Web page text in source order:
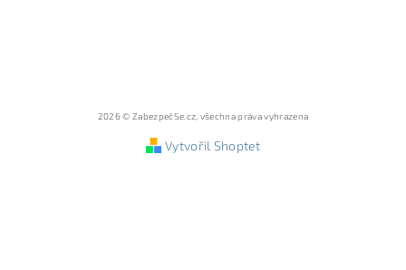
2026 © ZabezpečSe.cz, všechna práva vyhrazena
Vytvořil Shoptet